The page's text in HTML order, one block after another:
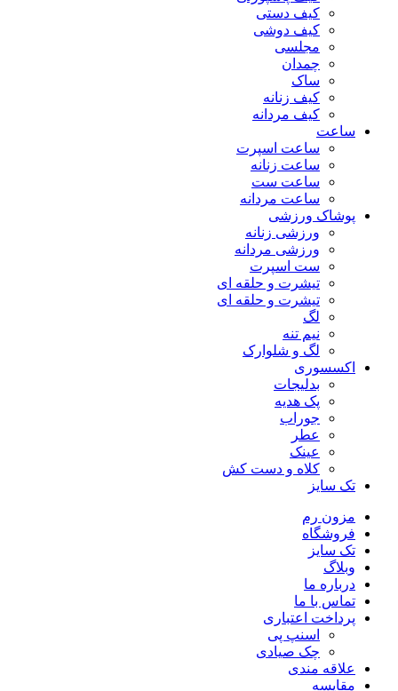
کیف دستی
کیف دوشی
مجلسی
چمدان
ساک
کیف زنانه
کیف مردانه
ساعت
ساعت اسپرت
ساعت زنانه
ساعت ست
ساعت مردانه
پوشاک ورزشی
ورزشی زنانه
ورزشی مردانه
ست اسپرت
تیشرت و حلقه ای
تیشرت و حلقه ای
لگ
نیم تنه
لگ و شلوارک
اکسسوری
بدلیجات
پک هدیه
جوراب
عطر
عینک
کلاه و دست کش
تک سایز
مزون رم
فروشگاه
تک سایز
وبلاگ
درباره ما
تماس با ما
پرداخت اعتباری
اسنپ پی
چک صیادی
علاقه مندی
مقايسه